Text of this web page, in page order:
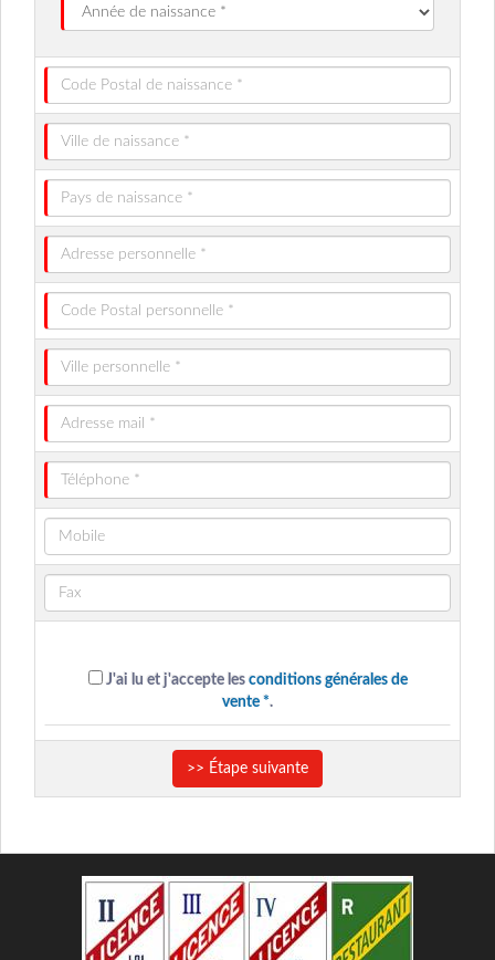
J'ai lu et j'accepte les conditions générales de
vente *.
>> Étape suivante